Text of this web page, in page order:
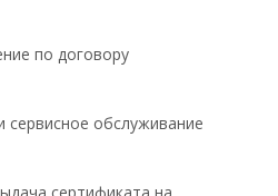
по договору
сервисное обслуживание